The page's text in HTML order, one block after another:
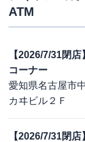
ATM
【2026/7/31閉
コーナー
愛知県名古屋市
カヰビル２Ｆ
【2026/7/31閉